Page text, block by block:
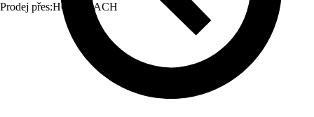
Prodej přes:HORNBACH